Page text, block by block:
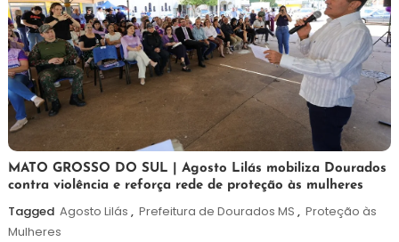
5
de
agosto
de
Maurilio
MATO GROSSO DO SUL | Agosto Lilás mobiliza Dourados
contra violência e reforça rede de proteção às mulheres
Tagged Agosto Lilás , Prefeitura de Dourados MS , Proteção às
Mulheres